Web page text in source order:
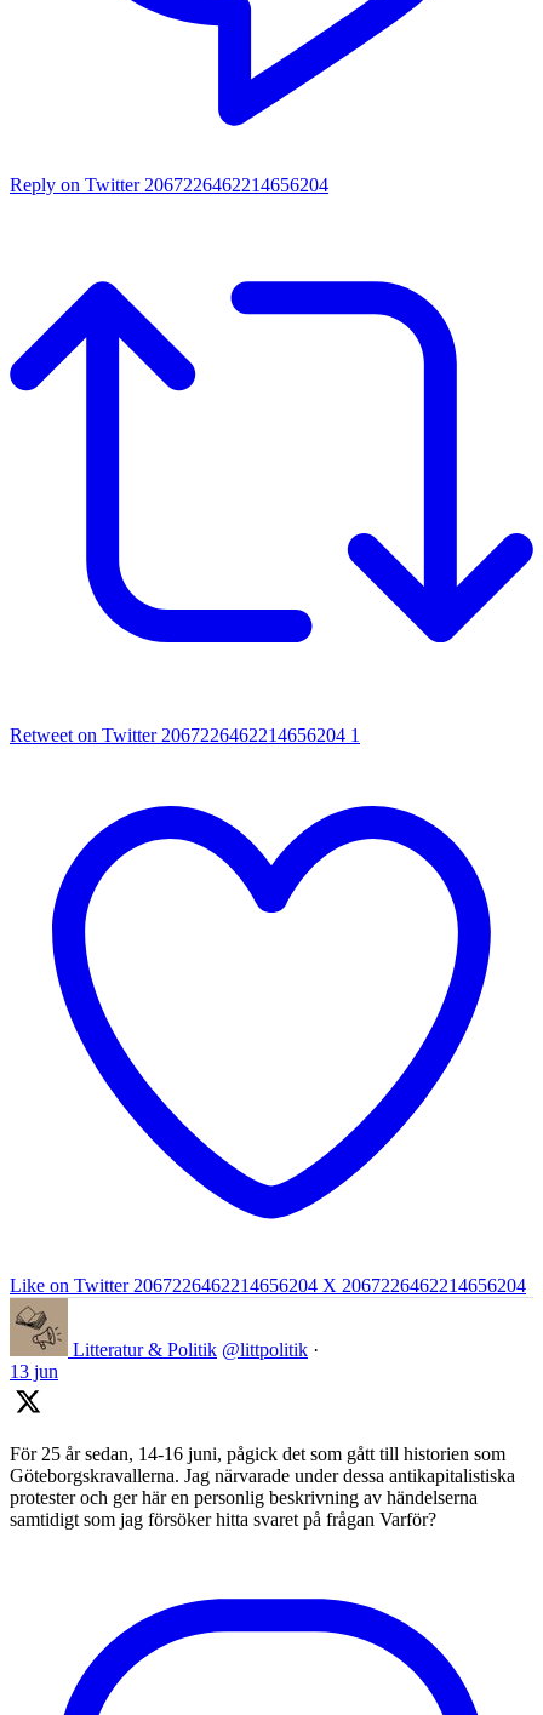
Reply on Twitter 2067226462214656204
Retweet on Twitter 2067226462214656204 1
Like on Twitter 2067226462214656204 X 2067226462214656204
Litteratur & Politik @littpolitik ·
13 jun
För 25 år sedan, 14-16 juni, pågick det som gått till historien som
Göteborgskravallerna. Jag närvarade under dessa antikapitalistiska
protester och ger här en personlig beskrivning av händelserna
samtidigt som jag försöker hitta svaret på frågan Varför?